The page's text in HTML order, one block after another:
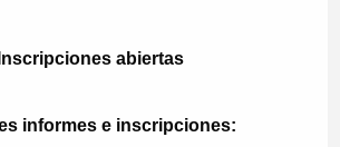
Inscripciones abiertas
informes e inscripciones: